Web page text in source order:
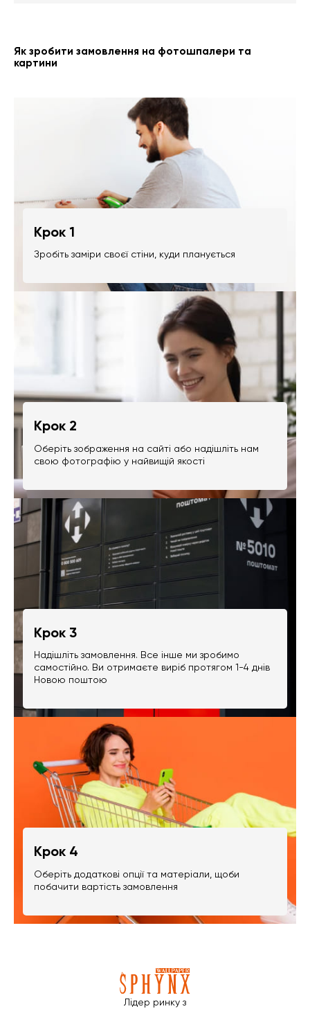
Як зробити замовлення на фотошпалери та
картини
Крок 1
Зробіть заміри своєї стіни, куди планується
Крок 2
Оберіть зображення на сайті або надішліть нам
свою фотографію у найвищій якості
Крок 3
Надішліть замовлення. Все інше ми зробимо
самостійно. Ви отримаєте виріб протягом 1-4 днів
Новою поштою
Крок 4
Оберіть додаткові опції та матеріали, щоби
побачити вартість замовлення
Лідер ринку з